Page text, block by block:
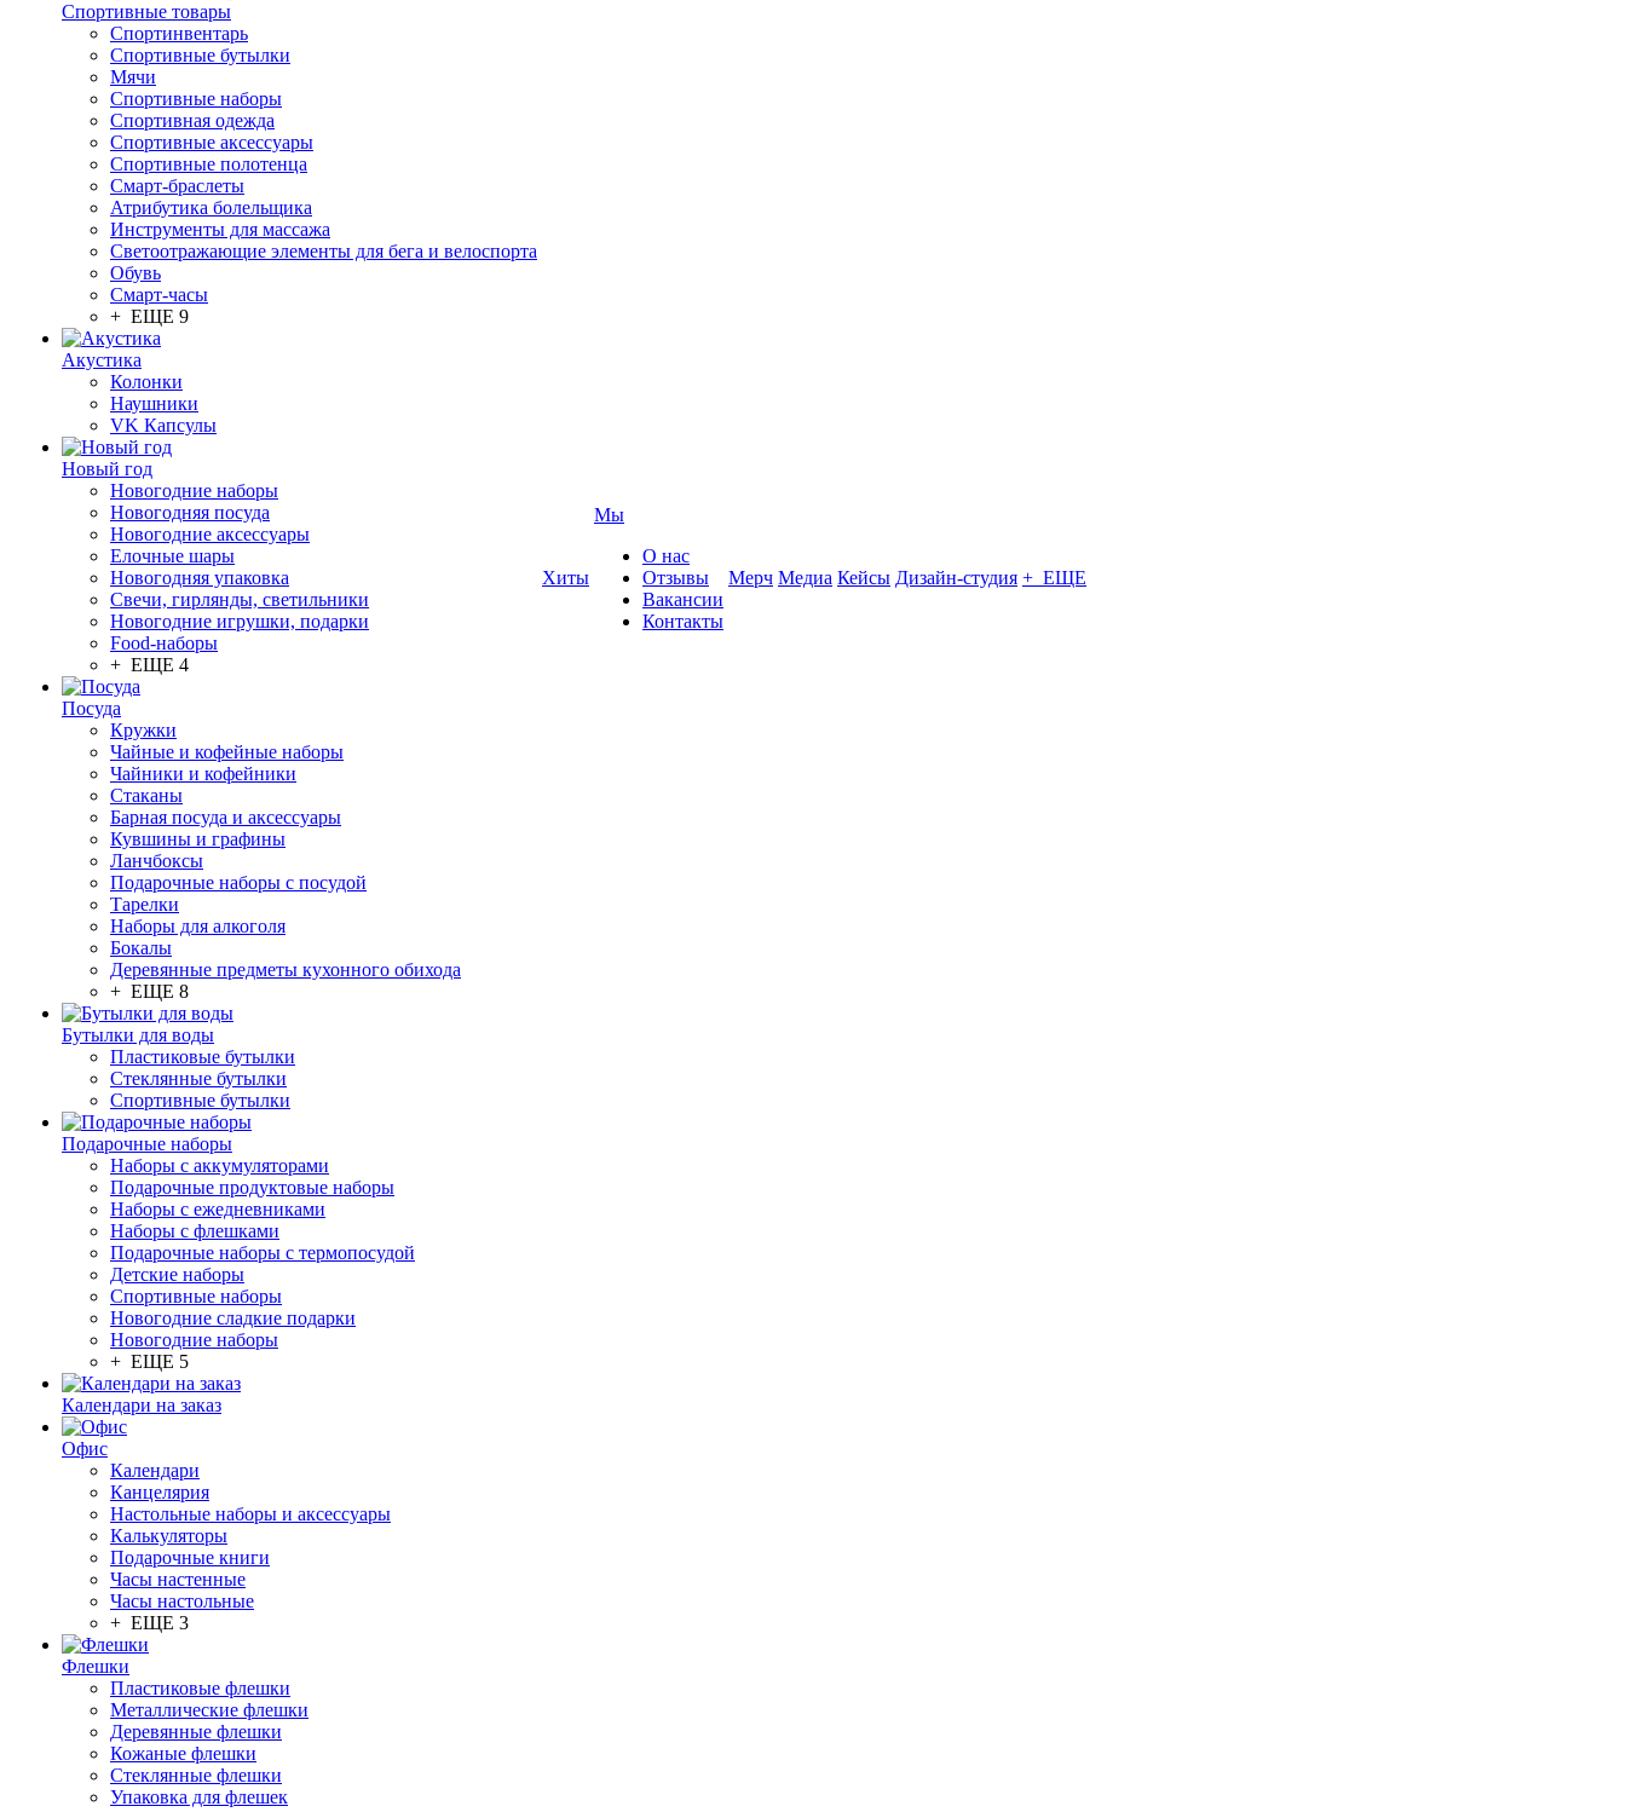
Спортивные товары
Спортинвентарь
Спортивные бутылки
Мячи
Спортивные наборы
Спортивная одежда
Спортивные аксессуары
Спортивные полотенца
Смарт-браслеты
Атрибутика болельщика
Инструменты для массажа
Светоотражающие элементы для бега и велоспорта
Обувь
Смарт-часы
+ ЕЩЕ 9
Акустика
Колонки
Наушники
VK Капсулы
Новый год
Новогодние наборы
Новогодняя посуда
Новогодние аксессуары
Елочные шары
Новогодняя упаковка
Свечи, гирлянды, светильники
Новогодние игрушки, подарки
Food-наборы
+ ЕЩЕ 4
Посуда
Кружки
Чайные и кофейные наборы
Чайники и кофейники
Стаканы
Барная посуда и аксессуары
Кувшины и графины
Ланчбоксы
Подарочные наборы с посудой
Тарелки
Наборы для алкоголя
Бокалы
Деревянные предметы кухонного обихода
+ ЕЩЕ 8
Бутылки для воды
Пластиковые бутылки
Стеклянные бутылки
Спортивные бутылки
Подарочные наборы
Наборы с аккумуляторами
Подарочные продуктовые наборы
Наборы с ежедневниками
Наборы с флешками
Подарочные наборы с термопосудой
Детские наборы
Спортивные наборы
Новогодние сладкие подарки
Новогодние наборы
+ ЕЩЕ 5
Календари на заказ
Офис
Календари
Канцелярия
Настольные наборы и аксессуары
Калькуляторы
Подарочные книги
Часы настенные
Часы настольные
+ ЕЩЕ 3
Флешки
Пластиковые флешки
Металлические флешки
Деревянные флешки
Кожаные флешки
Стеклянные флешки
Упаковка для флешек
Хиты
Мы
О нас
Отзывы
Вакансии
Контакты
Мерч Медиа Кейсы Дизайн-студия + ЕЩЕ